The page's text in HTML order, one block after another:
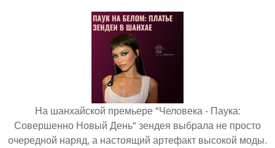
На шанхайской премьере "Человека - Паука:
Совершенно Новый День" зендея выбрала не просто
очередной наряд, а настоящий артефакт высокой моды.